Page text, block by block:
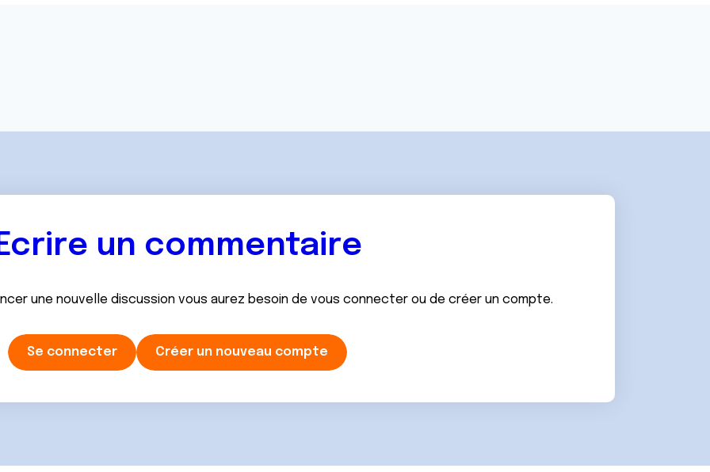
un commentaire
une nouvelle discussion vous aurez besoin de vous connecter ou de créer un compte.
Se connecter Créer un nouveau compte